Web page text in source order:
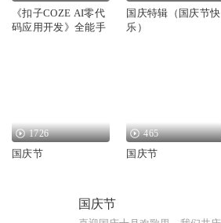
《扣子COZE AI零代
码应用开发》全能手
国庆特辑（国庆节快
乐）
1726
国庆节
465
国庆节
国庆节